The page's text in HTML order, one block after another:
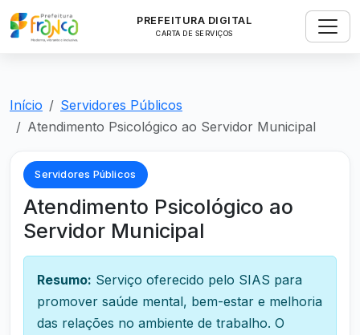
PREFEITURA DIGITAL
CARTA DE SERVIÇOS
Início
Servidores Públicos
Atendimento Psicológico ao Servidor Municipal
Servidores Públicos
Atendimento Psicológico ao
Servidor Municipal
Resumo: Serviço oferecido pelo SIAS para
promover saúde mental, bem-estar e melhoria
das relações no ambiente de trabalho. O